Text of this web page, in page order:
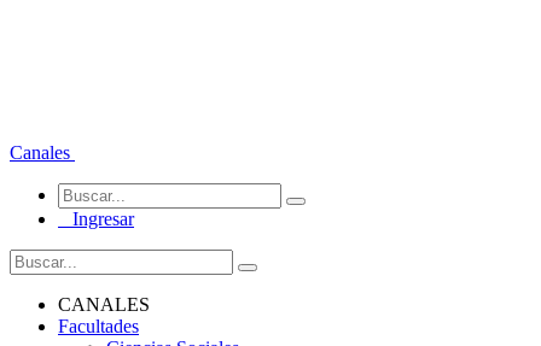
Canales
Ingresar
CANALES
Facultades